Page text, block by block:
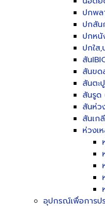
ปกพล
ปกสัน
ปกหนั
ปกใส
สัน
สันขด
สันตะ
สันรูด
สันห่ว
สันเก
ห่วงเ
อุปกรณ์เพื่อการปร